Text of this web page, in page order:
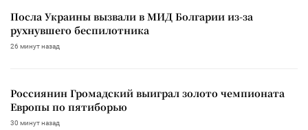
Посла Украины вызвали в МИД Болгарии из-за
рухнувшего беспилотника
26 минут назад
Россиянин Громадский выиграл золото чемпионата
Европы по пятиборью
30 минут назад